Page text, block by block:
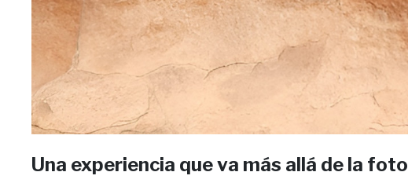
Una experiencia que va más allá de la foto